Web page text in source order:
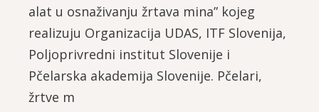
alat u osnaživanju žrtava mina” kojeg
realizuju Organizacija UDAS, ITF Slovenija,
Poljoprivredni institut Slovenije i
Pčelarska akademija Slovenije. Pčelari,
žrtve m